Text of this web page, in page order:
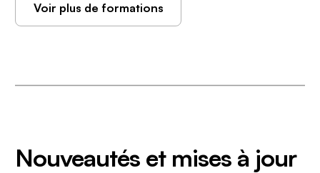
Voir plus de formations
Nouveautés et mises à jour